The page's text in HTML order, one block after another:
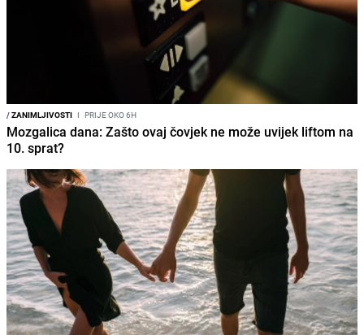
/ZANIMLJIVOSTI I PRIJE OKO 6H
Mozgalica dana: Zašto ovaj čovjek ne može uvijek liftom na
10. sprat?